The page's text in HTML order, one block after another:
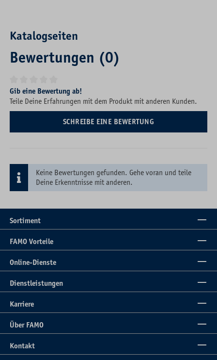
Katalogseiten
Bewertungen (0)
Durchschnittliche Bewertung von 0 von 5 Sternen
Gib eine Bewertung ab!
Teile Deine Erfahrungen mit dem Produkt mit anderen Kunden.
SCHREIBE EINE BEWERTUNG
Keine Bewertungen gefunden. Gehe voran und teile
Deine Erkenntnisse mit anderen.
Sortiment
FAMO Vorteile
Online-Dienste
Dienstleistungen
Karriere
Über FAMO
Kontakt